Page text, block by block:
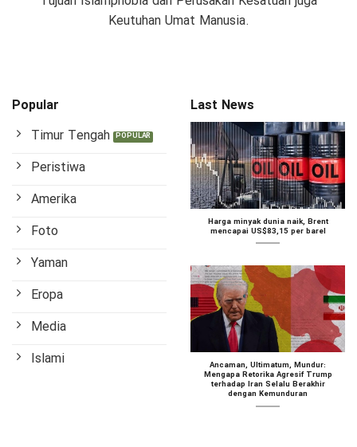
Keutuhan Umat Manusia.
Popular
Timur Tengah
Peristiwa
Amerika
Foto
Yaman
Eropa
Media
Islami
Last News
Harga minyak dunia naik, Brent
mencapai US$83,15 per barel
Ancaman, Ultimatum, Mundur:
Mengapa Retorika Agresif Trump
terhadap Iran Selalu Berakhir
dengan Kemunduran